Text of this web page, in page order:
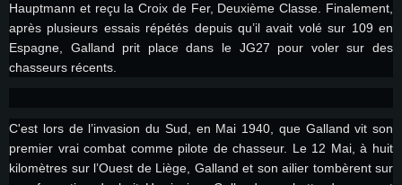
CONFIGURATION SYSTÈME REQUISE
Hauptmann et reçu la Croix de Fer, Deuxième Classe. Finalement,
après plusieurs essais répétés depuis qu’il avait volé sur 109 en
Espagne, Galland prit place dans le JG27 pour voler sur des
chasseurs récents.
C'est lors de l’invasion du Sud, en Mai 1940, que Galland vit son
premier vrai combat comme pilote de chasseur. Le 12 Mai, à huit
kilomètres sur l’Ouest de Liège, Galland et son ailier tombèrent sur